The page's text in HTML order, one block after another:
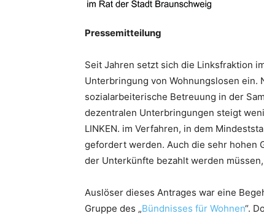
Pressemitteilung
Seit Jahren setzt sich die Linksfraktion
Unterbringung von Wohnungslosen ein.
sozialarbeiterische Betreuung in der
dezentralen Unterbringungen steigt
LINKEN. im Verfahren, in dem
gefordert werden. Auch die sehr hohen
der Unterkünfte bezahlt werden
Auslöser dieses Antrages war eine
Gruppe des „Bündnisses für Wohnen“.